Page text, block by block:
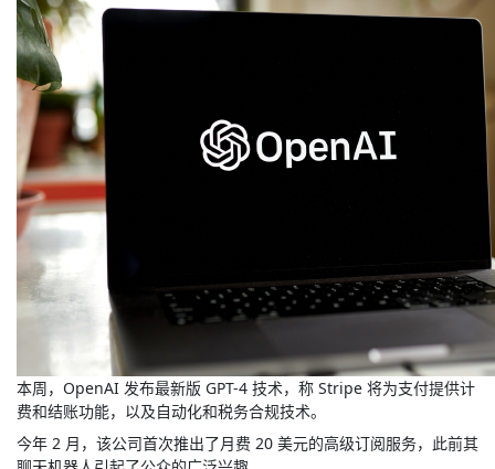
本周，OpenAI 发布最新版 GPT-4 技术，称 Stripe 将为支付提供计
费和结账功能，以及自动化和税务合规技术。
今年 2 月，该公司首次推出了月费 20 美元的高级订阅服务，此前其